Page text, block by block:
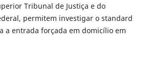
Tribunal de Justiça e do
permitem investigar o standard
a entrada forçada em domicílio em